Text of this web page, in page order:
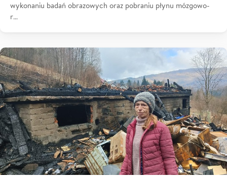
wykonaniu badań obrazowych oraz pobraniu płynu mózgowo-
r…